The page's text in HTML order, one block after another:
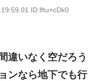
ID:lftu+cDk0
違いなく空だろう
ンなら地下でも行